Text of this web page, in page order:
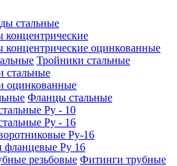
стальные
концентрические
концентрические оцинкованные
Тройники стальные
стальные
оцинкованные
Фланцы стальные
Ру - 10
Ру - 16
Ру-16
фланцевые Ру 16
Фитинги трубные